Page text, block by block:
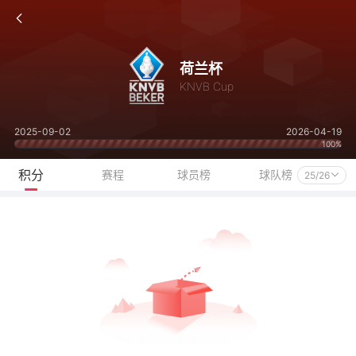
荷兰杯
KNVB Cup
2025-09-02 2026-04-19
100%
积分 赛程 球员榜 球队榜 25/26